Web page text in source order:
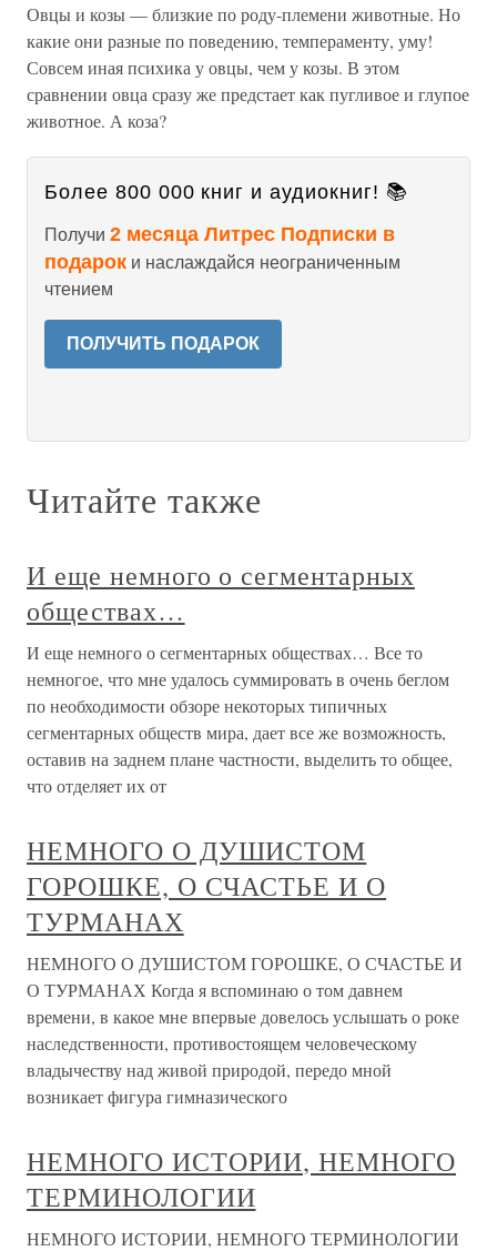
Овцы и козы — близкие по роду-племени животные. Но
какие они разные по поведению, темпераменту, уму!
Совсем иная психика у овцы, чем у козы. В этом
сравнении овца сразу же предстает как пугливое и глупое
животное. А коза?
Более 800 000 книг и аудиокниг! 📚
Получи 2 месяца Литрес Подписки в
подарок и наслаждайся неограниченным
чтением
ПОЛУЧИТЬ ПОДАРОК
Читайте также
И еще немного о сегментарных
обществах…
И еще немного о сегментарных обществах… Все то
немногое, что мне удалось суммировать в очень беглом
по необходимости обзоре некоторых типичных
сегментарных обществ мира, дает все же возможность,
оставив на заднем плане частности, выделить то общее,
что отделяет их от
НЕМНОГО О ДУШИСТОМ
ГОРОШКЕ, О СЧАСТЬЕ И О
ТУРМАНАХ
НЕМНОГО О ДУШИСТОМ ГОРОШКЕ, О СЧАСТЬЕ И
О ТУРМАНАХ Когда я вспоминаю о том давнем
времени, в какое мне впервые довелось услышать о роке
наследственности, противостоящем человеческому
владычеству над живой природой, передо мной
возникает фигура гимназического
НЕМНОГО ИСТОРИИ, НЕМНОГО
ТЕРМИНОЛОГИИ
НЕМНОГО ИСТОРИИ, НЕМНОГО ТЕРМИНОЛОГИИ